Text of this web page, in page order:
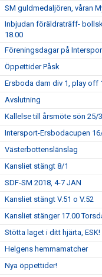
SM guldmedaljören, våran
Inbjudan föräldraträff-
18.00
Föreningsdagar på
Öppettider Påsk
Ersboda dam div 1, play off
Avslutning
Kallelse till årsmöte sön 25/3
Intersport-Ersbodacupen
Västerbottenslänslag
Kansliet stängt 8/1
SDF-SM 2018, 4-7 JAN
Kansliet stängt V.51 o V.52
Kansliet stänger 17.00
Stötta laget i ditt hjärta, ESK!
Helgens hemmamatcher
Nya öppettider!